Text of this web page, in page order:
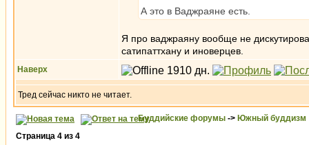
А это в Ваджраяне есть.
Я про ваджраяну вообще не
сатипаттхану и иноверцев.
Наверх
Тред сейчас никто не читает.
Буддийские форумы -> Южный буддизм
Страница 4 из 4